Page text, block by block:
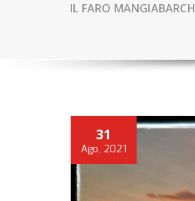
IL FARO
31
Ago, 2021